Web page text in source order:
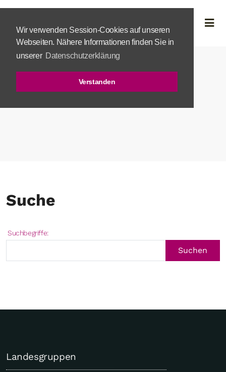
Wir verwenden Session-Cookies auf unseren
Webseiten. Nähere Informationen finden Sie in
unserer Datenschutzerklärung
Verstanden
Suche
Suchformular
Suchbegriffe:
Suchen
Landesgruppen